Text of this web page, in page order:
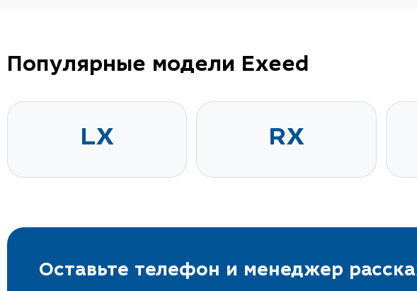
Популярные модели Exeed
LX RX
Оставьте телефон и менеджер